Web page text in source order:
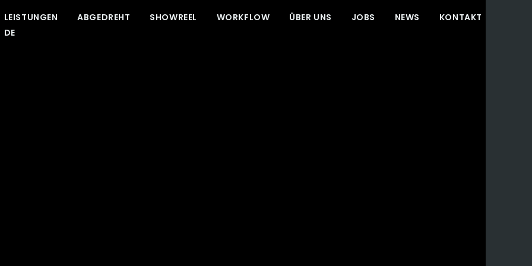
LEISTUNGEN ABGEDREHT SHOWREEL WORKFLOW ÜBER UNS JOBS NEWS
KONTAKT
DE